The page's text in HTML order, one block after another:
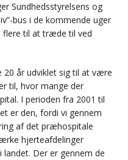
Sundhedsstyrelsens og
bus i de kommende uger
flere til at træde til ved
20 år udviklet sig til at være
til, hvor mange der
I perioden fra 2001 til
er den, fordi vi gennem
af det præhospitale
hjerteafdelinger
Der er gennem de